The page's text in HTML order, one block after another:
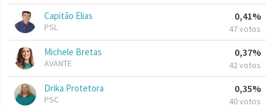
Capitão Elias
PSL
0,41%
47 votos
Michele Bretas
AVANTE
0,37%
42 votos
Drika Protetora
PSC
0,35%
40 votos